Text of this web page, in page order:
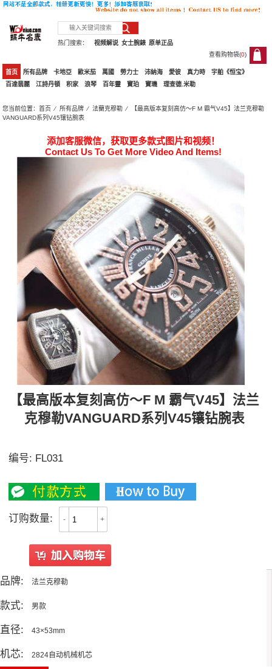
热门搜索： 原单正品
女士腕錶
视频解说
查看购物袋(0)
0
首页 所有品牌 卡地亞 歐米茄 萬國 勞力士 沛納海 愛彼 真力時
宇舶《恒宝》
百達翡麗
江詩丹頓 积家 浪琴 百年靈 寶珀 寶璣 理查德.米勒
您当前位置：首页 ⁄所有品牌 ⁄法蘭克穆勒 ⁄ 【最高版本复刻高仿～F M 霸气V45】法兰克穆勒
VANGUARD系列V45镶钻腕表
添加客服微信，获取更多款式图片和视频！
Contact Us To Get More Video And Items!
【最高版本复刻高仿～F M 霸气V45】法兰
克穆勒VANGUARD系列V45镶钻腕表
编号: FL031
订购数量: - +
品牌: 法兰克穆勒
款式: 男款
直径: 43×53mm
机芯: 2824自动机械机芯